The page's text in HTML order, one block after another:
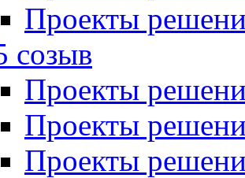
Проекты
созыв
Проекты
Проекты
Проекты